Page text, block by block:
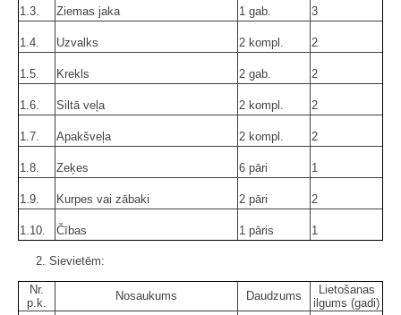
1.3. Ziemas jaka 1 gab. 3
1.4. Uzvalks 2 kompl. 2
1.5. Krekls 2 gab. 2
1.6. Siltā veļa 2 kompl. 2
1.7. Apakšveļa 2 kompl. 2
1.8. Zeķes 6 pāri 1
1.9. Kurpes vai zābaki 2 pāri 2
1.10. Čības 1 pāris 1
2. Sievietēm:
Nr.
p.k.
Nosaukums Daudzums
Lietošanas
ilgums (gadi)